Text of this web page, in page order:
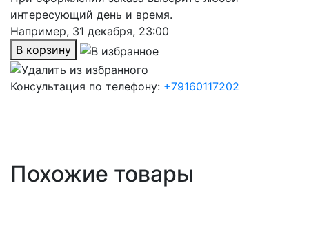
интересующий день и время.
Например, 31 декабря, 23:00
В корзину
Консультация по телефону: +79160117202
Похожие товары